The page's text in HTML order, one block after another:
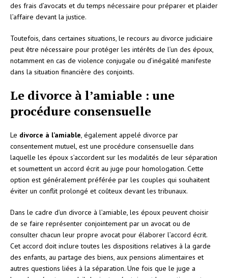
des frais d’avocats et du temps nécessaire pour préparer et plaider
l’affaire devant la justice.
Toutefois, dans certaines situations, le recours au divorce judiciaire
peut être nécessaire pour protéger les intérêts de l’un des époux,
notamment en cas de violence conjugale ou d’inégalité manifeste
dans la situation financière des conjoints.
Le divorce à l’amiable : une
procédure consensuelle
Le divorce à l’amiable, également appelé divorce par
consentement mutuel, est une procédure consensuelle dans
laquelle les époux s’accordent sur les modalités de leur séparation
et soumettent un accord écrit au juge pour homologation. Cette
option est généralement préférée par les couples qui souhaitent
éviter un conflit prolongé et coûteux devant les tribunaux.
Dans le cadre d’un divorce à l’amiable, les époux peuvent choisir
de se faire représenter conjointement par un avocat ou de
consulter chacun leur propre avocat pour élaborer l’accord écrit.
Cet accord doit inclure toutes les dispositions relatives à la garde
des enfants, au partage des biens, aux pensions alimentaires et
autres questions liées à la séparation. Une fois que le juge a